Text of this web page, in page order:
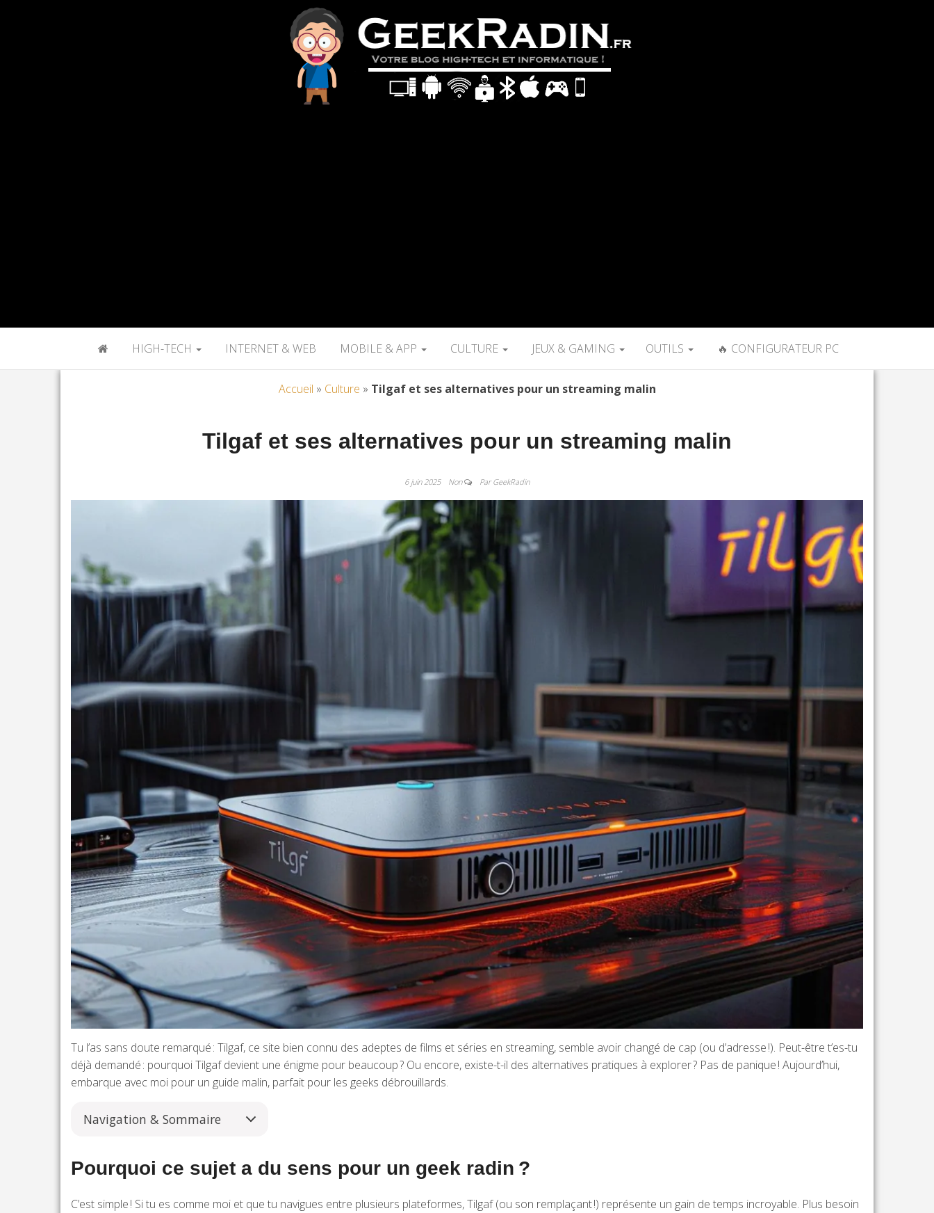
HIGH-TECH INTERNET & WEB MOBILE & APP CULTURE JEUX & GAMING OUTILS 🔥 CONFIGURATEUR PC
Accueil » Culture » Tilgaf et ses alternatives pour un streaming malin
Tilgaf et ses alternatives pour un streaming malin
6 juin 2025 Non Par GeekRadin
Tu l’as sans doute remarqué : Tilgaf, ce site bien connu des adeptes de films et séries en streaming, semble avoir changé de cap (ou d’adresse !). Peut-être t’es-tu
déjà demandé : pourquoi Tilgaf devient une énigme pour beaucoup ? Ou encore, existe-t-il des alternatives pratiques à explorer ? Pas de panique ! Aujourd’hui,
embarque avec moi pour un guide malin, parfait pour les geeks débrouillards.
Navigation & Sommaire
Pourquoi ce sujet a du sens pour un geek radin ?
C’est simple ! Si tu es comme moi et que tu navigues entre plusieurs plateformes, Tilgaf (ou son remplaçant !) représente un gain de temps incroyable. Plus besoin